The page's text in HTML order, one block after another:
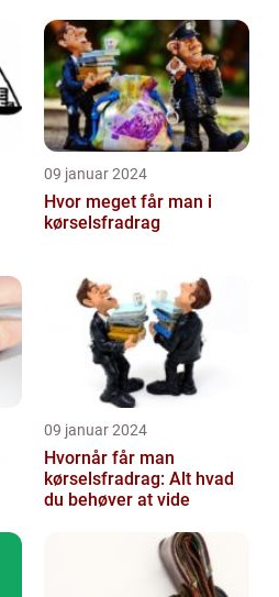
09 januar 2024
Hvor meget får man i
kørselsfradrag
09 januar 2024
Hvornår får man
kørselsfradrag: Alt hvad
du behøver at vide